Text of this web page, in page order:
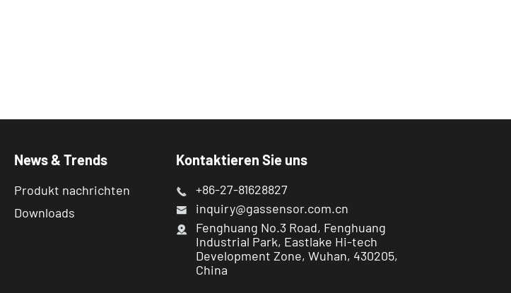
News & Trends
Produkt nachrichten
Downloads
Kontaktieren Sie uns
 +86-27-81628827
 inquiry@gassensor.com.cn

Fenghuang No.3 Road, Fenghuang
Industrial Park, Eastlake Hi-tech
Development Zone, Wuhan, 430205,
China